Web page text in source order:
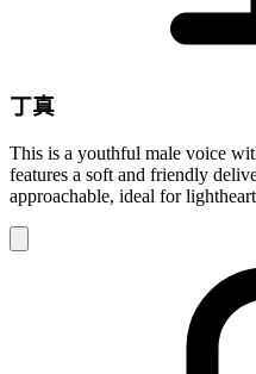
丁真
This is a youthful male voice
features a soft and friendly
approachable, ideal for